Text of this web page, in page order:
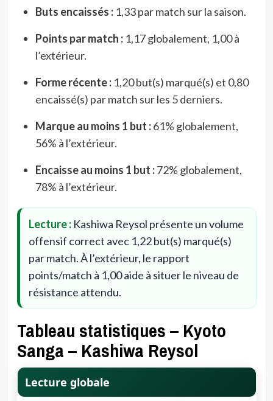
Buts encaissés :1,33 par match sur la saison.
Points par match :1,17 globalement, 1,00 à
l’extérieur.
Forme récente :1,20 but(s) marqué(s) et 0,80
encaissé(s) par match sur les 5 derniers.
Marque au moins 1 but :61% globalement,
56% à l’extérieur.
Encaisse au moins 1 but :72% globalement,
78% à l’extérieur.
Lecture :Kashiwa Reysol présente un volume
offensif correct avec 1,22 but(s) marqué(s)
par match. À l’extérieur, le rapport
points/match à 1,00 aide à situer le niveau de
résistance attendu.
Tableau statistiques – Kyoto
Sanga – Kashiwa Reysol
Lecture globale